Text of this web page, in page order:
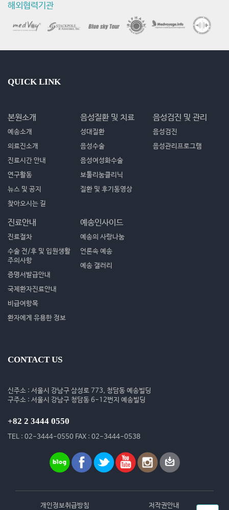
해외협력기관
QUICK LINK
본원소개
예송소개
의료진소개
진료시간 안내
연구활동
뉴스 및 공지
찾아오시는 길
음성질환 및 치료
성대질환
음성수술
음성여성화수술
보툴리눔클리닉
질환 및 후기동영상
음성검진 및 관리
음성검진
음성관리프로그램
진료안내
진료절차
수술 전/후 및 입원생활
주의사항
증명서발급안내
국제환자진료안내
비급여항목
환자에게 유용한 정보
예송인사이드
예송의 사랑나눔
언론속 예송
예송 갤러리
CONTACT US
신주소 : 서울시 강남구 삼성로 773, 청담동 예송빌딩
구주소 : 서울시 강남구 청담동 6-12번지 예송빌딩
+82 2 3444 0550
TEL : 02-3444-0550 FAX : 02-3444-0538
개인정보취급방침
저작권안내